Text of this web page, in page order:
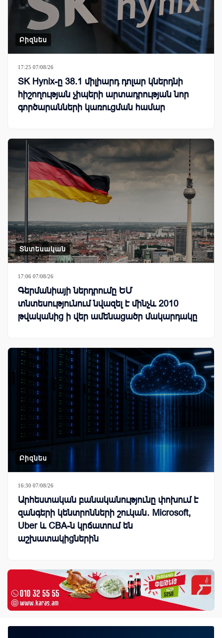
Բիզնես
17:25 07/08/26
SK Hynix-ը 38.1 միլիարդ դոլար կներդնի
հիշողության չիպերի արտադրության նոր
գործարանների կառուցման համար
Տնտեսական
17:06 07/08/26
Գերմանիայի ներդրումը ԵՄ
տնտեսությունում նվազել է մինչև 2010
թվականից ի վեր ամենացածր մակարդակը
Բիզնես
16:30 07/08/26
Արհեստական բանականությունը փոխում է
զանգերի կենտրոնների շուկան․ Microsoft,
Uber և CBA-ն կրճատում են
աշխատակիցներին